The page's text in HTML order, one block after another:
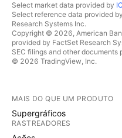
Select market data provided by
Select reference data provided
Research Systems Inc.
Copyright © 2026, American
provided by FactSet Research
SEC filings and other documents
© 2026 TradingView, Inc.
MAIS DO QUE UM PRODUTO
Supergráficos
RASTREADORES